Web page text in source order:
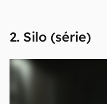
2. Silo (série)